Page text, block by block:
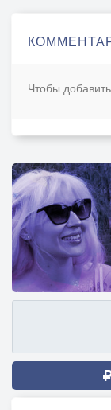
Ты после
Не дай
С тобою
А без
Гитара,
Но в
Люблю я
И
Чтобы